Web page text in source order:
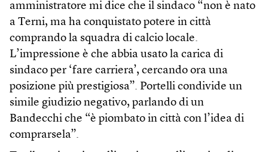
amministratore mi dice che il sindaco “non è nato
a Terni, ma ha conquistato potere in città
comprando la squadra di calcio locale.
L’impressione è che abbia usato la carica di
sindaco per ‘fare carriera’, cercando ora una
posizione più prestigiosa”. Portelli condivide un
simile giudizio negativo, parlando di un
Bandecchi che “è piombato in città con l’idea di
comprarsela”.